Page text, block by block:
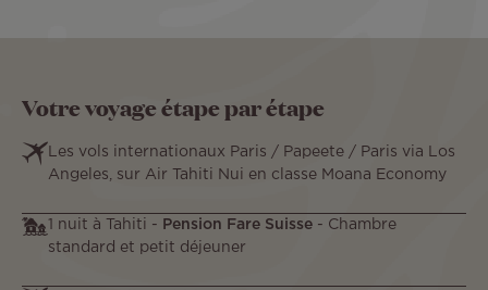
Votre voyage étape par étape
Les vols internationaux Paris / Papeete / Paris via Los
Angeles, sur Air Tahiti Nui en classe Moana Economy
1 nuit à Tahiti - Pension Fare Suisse - Chambre
standard et petit déjeuner